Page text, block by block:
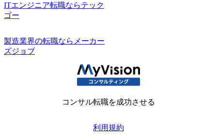
ITエンジニア転職ならテック
ゴー
製造業界の転職ならメーカー
ズジョブ
コンサル転職を成功させる
利用規約